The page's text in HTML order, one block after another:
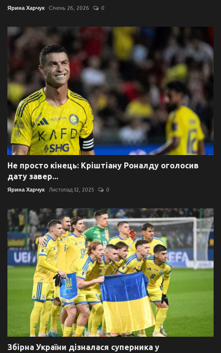
Ярина Харчук Січень 26, 2026 0
Не просто кінець: Кріштіану Роналду оголосив
дату завер...
Ярина Харчук Листопад 12, 2025 0
Збірна України дізналася суперника у